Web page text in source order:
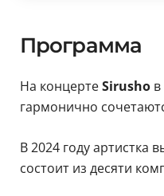
Программа
На концертеSirushoв
гармонично
В 2024 году артистка
состоит из десяти